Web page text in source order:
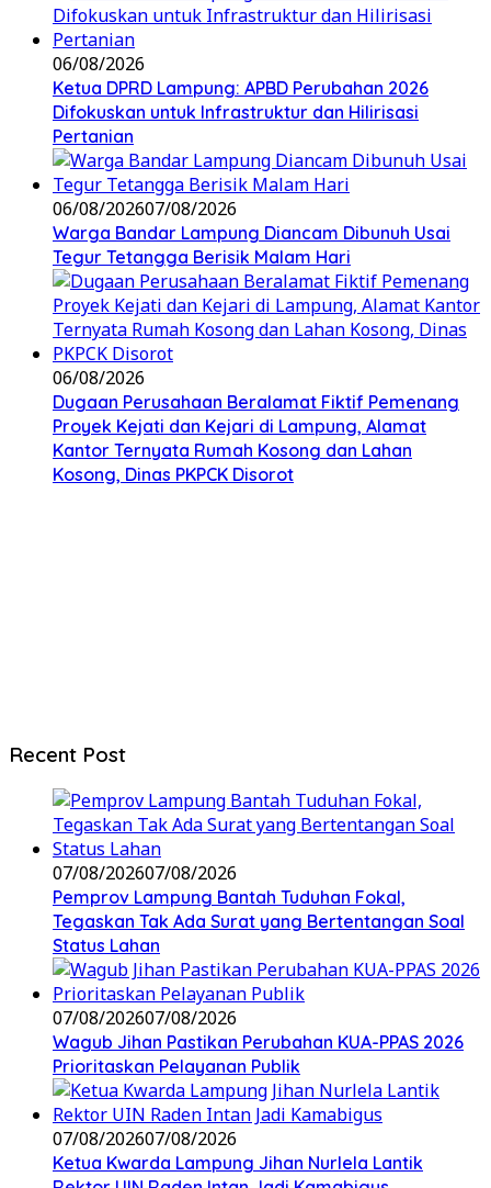
06/08/2026
Ketua DPRD Lampung: APBD Perubahan 2026
Difokuskan untuk Infrastruktur dan Hilirisasi
Pertanian
06/08/202607/08/2026
Warga Bandar Lampung Diancam Dibunuh Usai
Tegur Tetangga Berisik Malam Hari
06/08/2026
Dugaan Perusahaan Beralamat Fiktif Pemenang
Proyek Kejati dan Kejari di Lampung, Alamat
Kantor Ternyata Rumah Kosong dan Lahan
Kosong, Dinas PKPCK Disorot
Recent Post
07/08/202607/08/2026
Pemprov Lampung Bantah Tuduhan Fokal,
Tegaskan Tak Ada Surat yang Bertentangan Soal
Status Lahan
07/08/202607/08/2026
Wagub Jihan Pastikan Perubahan KUA-PPAS 2026
Prioritaskan Pelayanan Publik
07/08/202607/08/2026
Ketua Kwarda Lampung Jihan Nurlela Lantik